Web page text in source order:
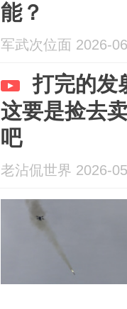
能？
军武次位面 2026-
打完的发
这要是捡去
吧
老沾侃世界 2026-